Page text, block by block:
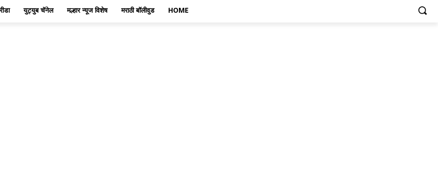
युट्युब चॅनेल मल्हार न्यूज विशेष मराठी बॉलीवुड HOME